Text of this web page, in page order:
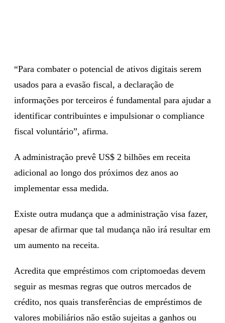
“Para combater o potencial de ativos digitais serem
usados para a evasão fiscal, a declaração de
informações por terceiros é fundamental para ajudar a
identificar contribuintes e impulsionar o compliance
fiscal voluntário”, afirma.
A administração prevê US$ 2 bilhões em receita
adicional ao longo dos próximos dez anos ao
implementar essa medida.
Existe outra mudança que a administração visa fazer,
apesar de afirmar que tal mudança não irá resultar em
um aumento na receita.
Acredita que empréstimos com criptomoedas devem
seguir as mesmas regras que outros mercados de
crédito, nos quais transferências de empréstimos de
valores mobiliários não estão sujeitas a ganhos ou